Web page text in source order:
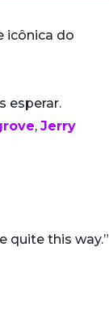
icônica do
esperar.
, Jerry
quite this way.”